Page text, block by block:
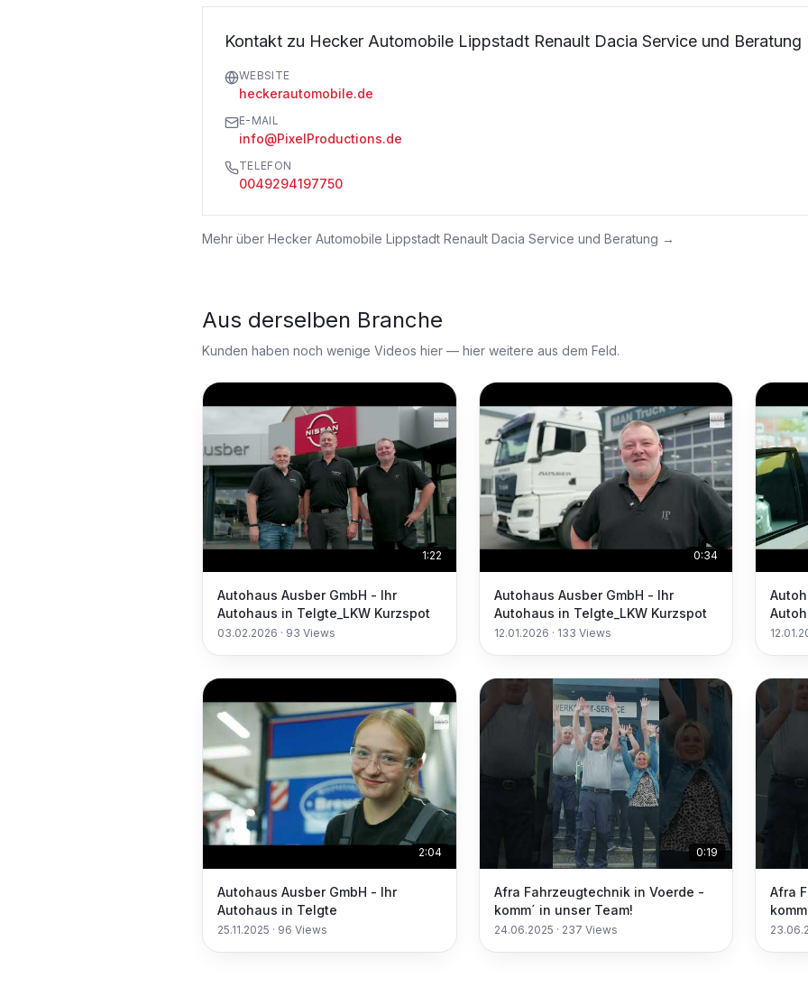
Kontakt zu Hecker Automobile Lippstadt Renault Dacia Service und Beratung
WEBSITE
heckerautomobile.de
E-MAIL
info@PixelProductions.de
TELEFON
0049294197750
Mehr über Hecker Automobile Lippstadt Renault Dacia Service und Beratung →
Aus derselben Branche
Kunden haben noch wenige Videos hier — hier weitere aus dem Feld.
1:22
Autohaus Ausber GmbH - Ihr
Autohaus in Telgte_LKW Kurzspot
03.02.2026 · 93 Views
0:34
Autohaus Ausber GmbH - Ihr
Autohaus in Telgte_LKW Kurzspot
12.01.2026 · 133 Views
2:04
Autohaus Ausber GmbH - Ihr
Autohaus in Telgte
25.11.2025 · 96 Views
0:19
Afra Fahrzeugtechnik in Voerde -
komm´ in unser Team!
24.06.2025 · 237 Views
Afra